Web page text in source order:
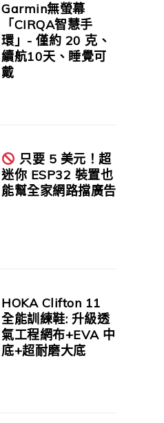
Garmin無螢幕
「CIRQA智慧手
環」- 僅約 20 克、
續航10天、睡覺可
戴
只要 5 美元！超
迷你 ESP32 裝置也
能幫全家網路擋廣告
HOKA Clifton 11
全能訓練鞋: 升級透
氣工程網布+EVA 中
底+超耐磨大底